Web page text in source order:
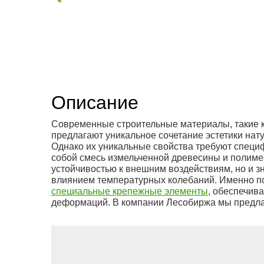
Описание
Современные строительные материалы, такие
предлагают уникальное сочетание эстетики
Однако их уникальные свойства требуют
собой смесь измельченной древесины и
устойчивостью к внешним воздействиям, но и
влиянием температурных колебаний. Именно
специальные крепежные элементы,
деформаций. В компании Лесобиржа мы